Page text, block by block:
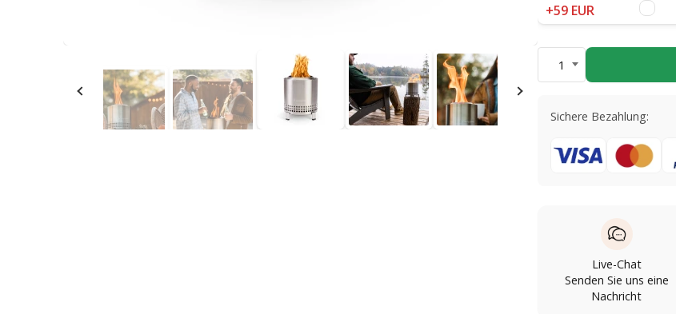
+59 EUR
1
Sichere Bezahlung:
Live-Chat
Senden Sie uns eine
Nachricht